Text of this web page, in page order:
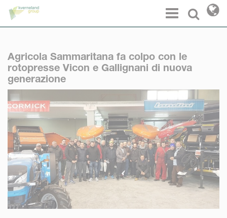
Select
Menu
Agricola Sammaritana fa colpo con le
rotopresse Vicon e Gallignani di nuova
generazione
Pannello di gestione dei cookies